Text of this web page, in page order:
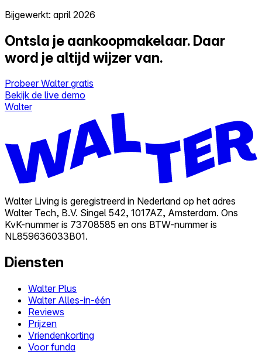
Bijgewerkt: april 2026
Ontsla je aankoopmakelaar. Daar
word je altijd wijzer van.
Probeer Walter gratis
Bekijk de live demo
Walter
Walter Living is geregistreerd in Nederland op het adres
Walter Tech, B.V. Singel 542, 1017AZ, Amsterdam. Ons
KvK-nummer is 73708585 en ons BTW-nummer is
NL859636033B01.
Diensten
Walter Plus
Walter Alles-in-één
Reviews
Prijzen
Vriendenkorting
Voor funda